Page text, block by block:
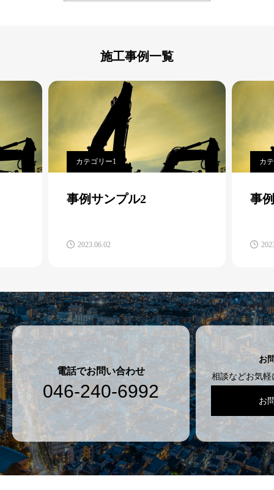
施工事例一覧
カテゴリー1
事例サンプル2
2023.06.02
カ
事
電話でお問い合わせ
046-240-6992
お
相談などお気
お